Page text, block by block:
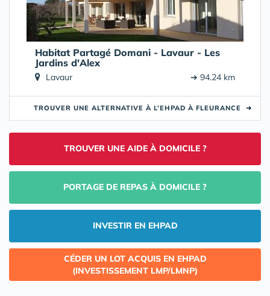
Habitat Partagé Domani - Lavaur - Les
Jardins d'Alex
Lavaur ➔ 94.24 km
TROUVER UNE ALTERNATIVE À L’EHPAD À FLEURANCE ➜
TROUVER UNE AIDE À DOMICILE ?
PORTAGE DE REPAS À DOMICILE ?
INVESTIR EN EHPAD
CÉDER UN LOT ACQUIS EN EHPAD
(INVESTISSEMENT LMP/LMNP)